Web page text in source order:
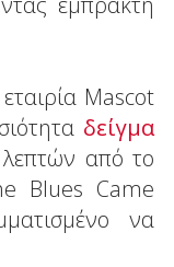
Mascot
δείγμα
λεπτών από το
Blues Came
να